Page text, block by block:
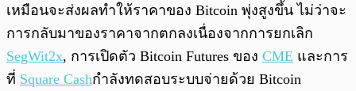
เหมือนจะส่งผลทำให้ราคาของ Bitcoin พุ่งสูงขึ้น ไม่ว่าจะ
การกลับมาของราคาจากตกลงเนื่องจากการยกเลิก
SegWit2x, การเปิดตัว Bitcoin Futures ของ CME และการ
ที่ Square Cashกำลังทดสอบระบบจ่ายด้วย Bitcoin